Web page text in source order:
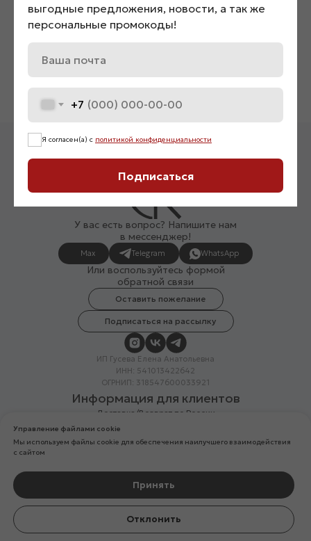
Куртка замшевая с двойным
6 900 ₽
2 600 ₽
У вас есть вопрос? Напишите нам
в мессенджер!
Max Telegram WhatsApp
Или воспользуйтесь формой
обратной связи
Оставить пожелание
Подписаться на рассылку
ИП Гусева Елена Анатольевна
ИНН: 541013422642
ОГРНИП: 318547600033921
Информация для клиентов
Доставка/Возврат по России
Скидка в день рождения
Вакансии
организация признана экстремистской, ее деятельность запрещена
на территории России
выгодные предложения, новости, а так же
персональные промокоды!
+7
Я согласен(а) с политикой конфиденциальности
Подписаться
Управление файлами cookie
Мы используем файлы cookie для обеспечения наилучшего взаимодействия
с сайтом
Принять
Отклонить